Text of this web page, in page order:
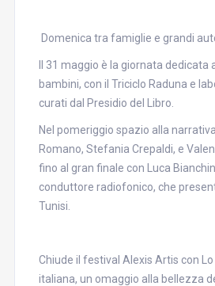
Domenica tra famiglie e grandi
Il 31 maggio è la giornata dedicata
bambini, con il Triciclo Raduna e
curati dal Presidio del Libro.
Nel pomeriggio spazio alla
Romano, Stefania Crepaldi, e
fino al gran finale con Luca
conduttore radiofonico, che
Tunisi.
Chiude il festival Alexis Artis con
italiana, un omaggio alla bellezza